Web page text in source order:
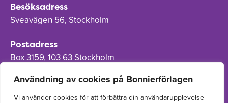
Användning av cookies på Bonnierförlagen
Vi använder cookies för att förbättra din användarupplevelse
Besöksadress
Sveavägen 56, Stockholm
Postadress
Box 3159, 103 63 Stockholm